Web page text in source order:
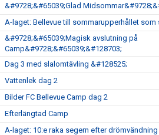
&#9728;&#65039;Glad
A-laget: Bellevue till sommarupperhållet som
&#9728;&#65039;Magisk avslutning på
Camp&#9728;&#65039;&#128703;
Dag 3 med slalomtävling &#128525;
Vattenlek dag 2
Bilder FC Bellevue Camp dag 2
Efterlängtad Camp
A-laget: 10:e raka segern efter drömvändning